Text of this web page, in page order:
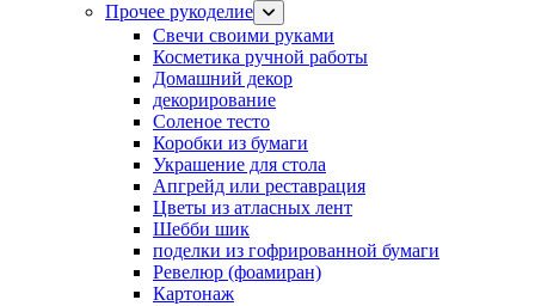
Прочее рукоделие
Свечи своими руками
Косметика ручной работы
Домашний декор
декорирование
Соленое тесто
Коробки из бумаги
Украшение для стола
Апгрейд или реставрация
Цветы из атласных лент
Шебби шик
поделки из гофрированной бумаги
Ревелюр (фоамиран)
Картонаж